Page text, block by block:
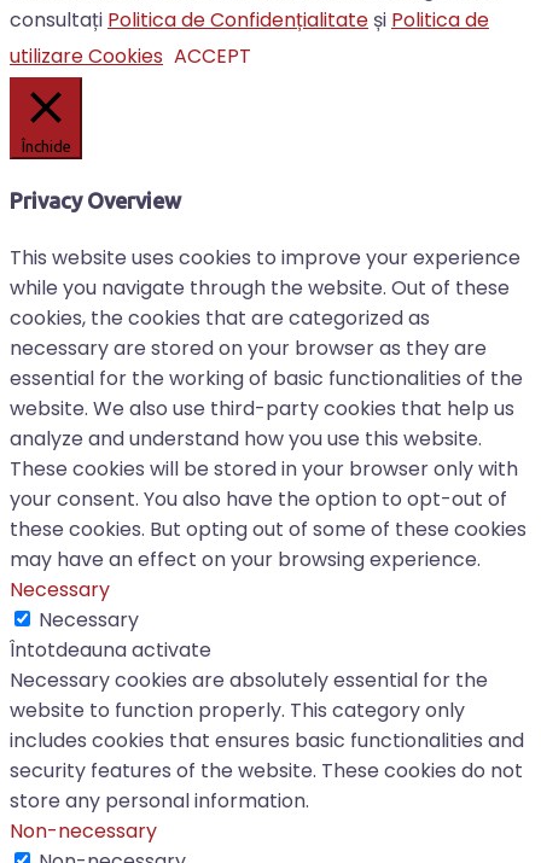
consultați Politica de Confidențialitate și Politica de
utilizare Cookies ACCEPT
Închide
Privacy Overview
This website uses cookies to improve your experience
while you navigate through the website. Out of these
cookies, the cookies that are categorized as
necessary are stored on your browser as they are
essential for the working of basic functionalities of the
website. We also use third-party cookies that help us
analyze and understand how you use this website.
These cookies will be stored in your browser only with
your consent. You also have the option to opt-out of
these cookies. But opting out of some of these cookies
may have an effect on your browsing experience.
Necessary
Necessary
Întotdeauna activate
Necessary cookies are absolutely essential for the
website to function properly. This category only
includes cookies that ensures basic functionalities and
security features of the website. These cookies do not
store any personal information.
Non-necessary